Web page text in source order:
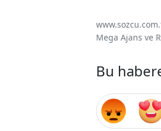
Mega Ajans ve
Bu